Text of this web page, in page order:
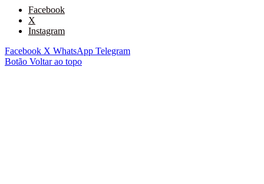
Facebook
X
Instagram
Facebook X WhatsApp Telegram
Botão Voltar ao topo